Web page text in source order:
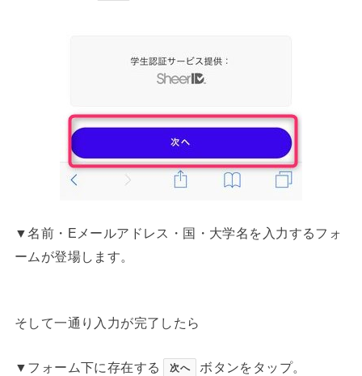
▼名前・Eメールアドレス・国・大学名を入力するフォ
ームが登場します。
そして一通り入力が完了したら
▼フォーム下に存在する 次へ ボタンをタップ。